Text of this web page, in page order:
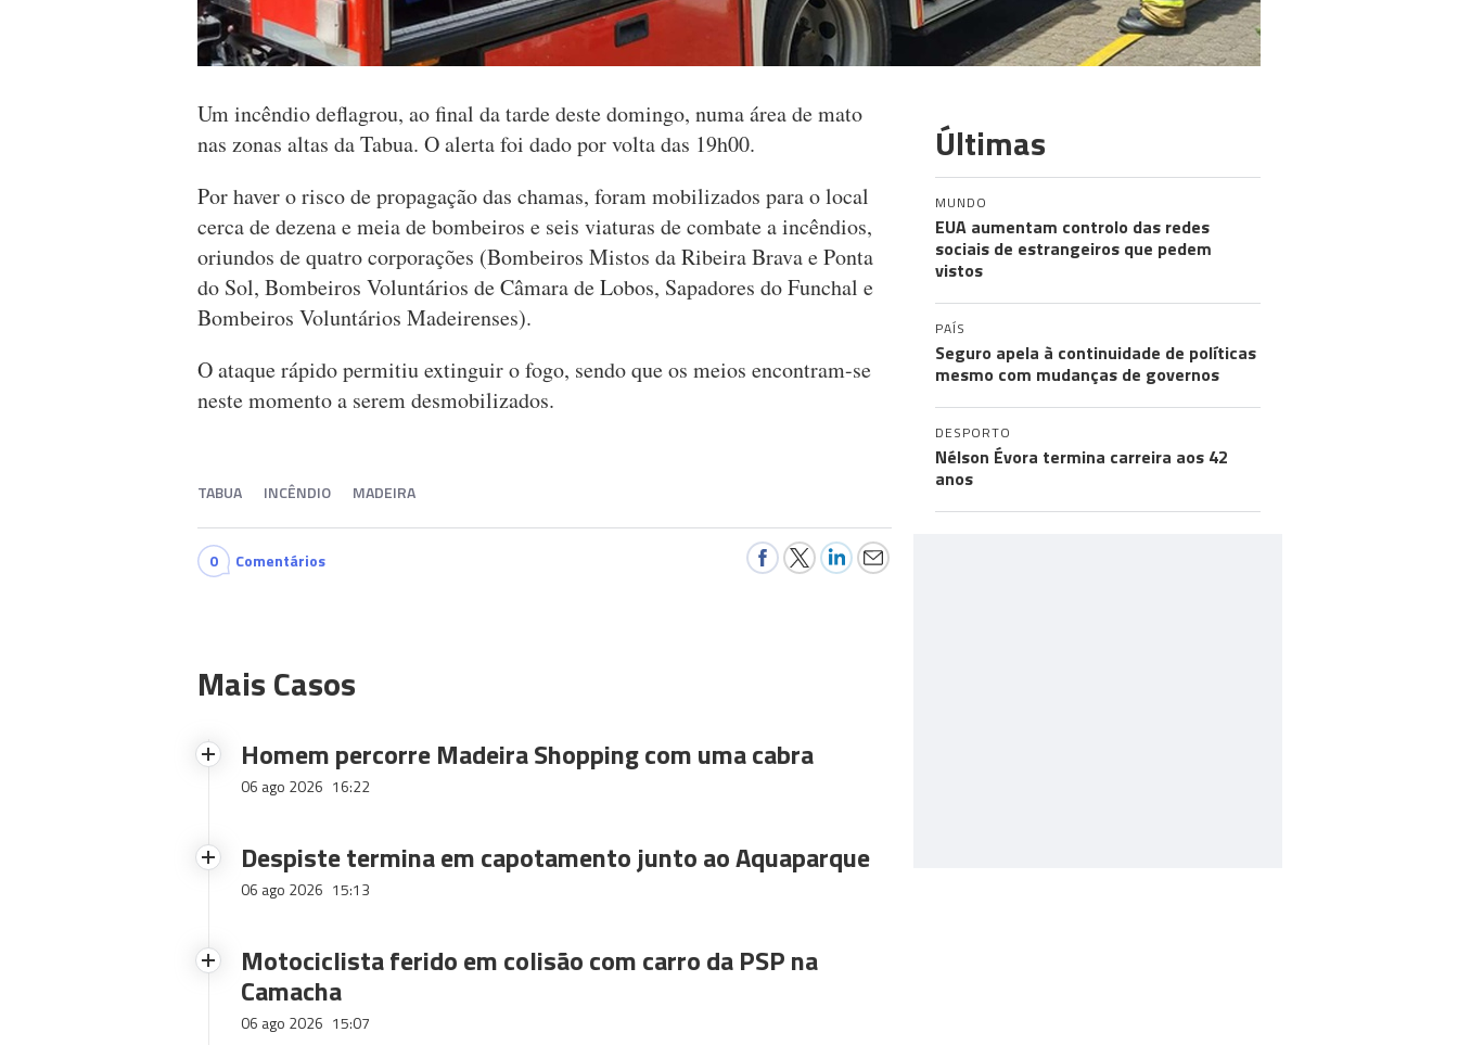
Um incêndio deflagrou, ao final da tarde deste domingo, numa área de mato
nas zonas altas da Tabua. O alerta foi dado por volta das 19h00.
Por haver o risco de propagação das chamas, foram mobilizados para o local
cerca de dezena e meia de bombeiros e seis viaturas de combate a incêndios,
oriundos de quatro corporações (Bombeiros Mistos da Ribeira Brava e Ponta
do Sol, Bombeiros Voluntários de Câmara de Lobos, Sapadores do Funchal e
Bombeiros Voluntários Madeirenses).
O ataque rápido permitiu extinguir o fogo, sendo que os meios encontram-se
neste momento a serem desmobilizados.
TABUA INCÊNDIO MADEIRA
0 Comentários
Mais Casos
Homem percorre Madeira Shopping com uma cabra
06 ago 2026 16:22
Despiste termina em capotamento junto ao Aquaparque
06 ago 2026 15:13
Motociclista ferido em colisão com carro da PSP na
Camacha
06 ago 2026 15:07
Últimas
MUNDO
EUA aumentam controlo das redes
sociais de estrangeiros que pedem
vistos
PAÍS
Seguro apela à continuidade de políticas
mesmo com mudanças de governos
DESPORTO
Nélson Évora termina carreira aos 42
anos